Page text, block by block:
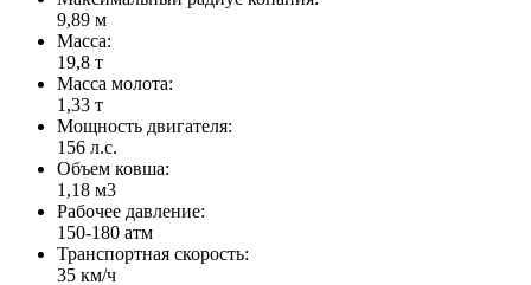
9,89 м
Масса:
19,8 т
Масса молота:
1,33 т
Мощность двигателя:
156 л.с.
Объем ковша:
1,18 м3
Рабочее давление:
150-180 атм
Транспортная скорость:
35 км/ч